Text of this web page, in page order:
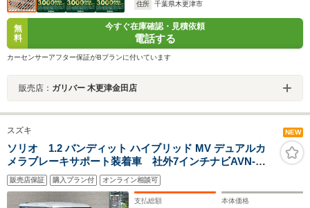
住所 千葉県木更津市
無
料
今すぐ在庫確認・見積依頼
電話する
カーセンサーアフター保証がBプランに付いています
販売店： ガリバー 木更津金田店
スズキ NEW
ソリオ 1.2 バンディット ハイブリッド MV デュアルカ
メラブレーキサポート装着車 社外7インチナビAVN-
R7W/CD/DVD/BT/USB/SD/フルセグTV/バックカメ
ラ/ETC/両側パワースライドドア/衝突軽減ブレーキ/クル
ーズコントロール/後方コーナーセンサー
販売店保証 購入プラン付 オンライン相談可
支払総額 本体価格